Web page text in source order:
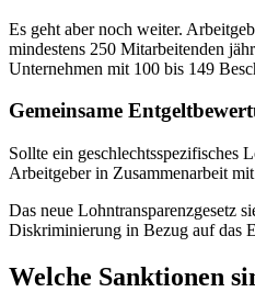
Es geht aber noch weiter.
mindestens 250 Mitarbeitenden
Unternehmen mit 100 bis 149
Gemeinsame
Sollte ein geschlechtsspezifisches
Arbeitgeber in Zusammenarbeit
Das neue Lohntransparenzgesetz
Diskriminierung in Bezug auf das
Welche Sanktionen